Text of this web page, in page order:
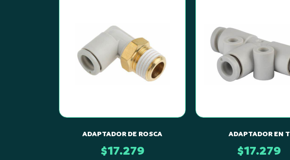
ADAPTADOR DE ROSCA
$17.279
ADAPTADOR EN T
$17.279